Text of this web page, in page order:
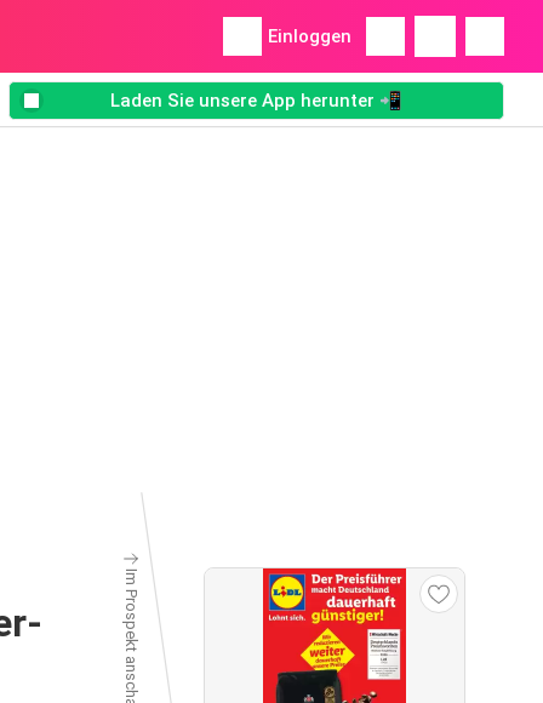
Einloggen
Laden Sie unsere App herunter 📲
Im Prospekt anschauen